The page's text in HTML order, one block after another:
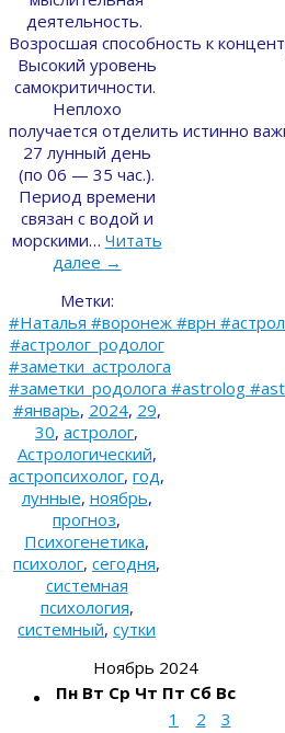
деятельность.
Возросшая способность к
Высокий уровень
самокритичности.
Неплохо
получается отделить истинно
27 лунный день
(по 06 — 35 час.).
Период времени
связан с водой и
морскими… Читать
далее →
Метки:
#Наталья #воронеж #врн
#астролог_родолог
#заметки_астролога
#заметки_родолога #astrolog
#январь, 2024, 29,
30, астролог,
Астрологический,
астропсихолог, год,
лунные, ноябрь,
прогноз,
Психогенетика,
психолог, сегодня,
системная
психология,
системный, сутки
Ноябрь 2024
Пн Вт Ср Чт Пт Сб Вс
1 2
3